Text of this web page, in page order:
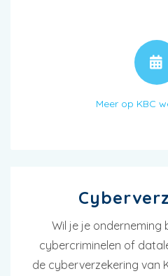
Meer op KBC
Wil je je onderneming
cybercriminelen of
de cyberverzekering van